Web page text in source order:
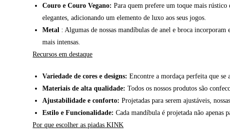
Couro e Couro Vegano: Para quem prefere um toque mais rústico
elegantes, adicionando um elemento de luxo aos seus jogos.
Metal : Algumas de nossas mandíbulas de anel e broca
mais intensas.
Recursos em destaque
Variedade de cores e designs: Encontre a mordaça perfeita que se
Materiais de alta qualidade: Todos os nossos produtos são
Ajustabilidade e conforto: Projetadas para serem ajustáveis,
Estilo e Funcionalidade: Cada mandíbula é projetada não apenas
Por que escolher as piadas KINK